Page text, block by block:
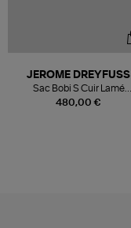
480,00 €
JEROME DREYFUSS
Sac Bobi S Cuir Lamé
Champagne